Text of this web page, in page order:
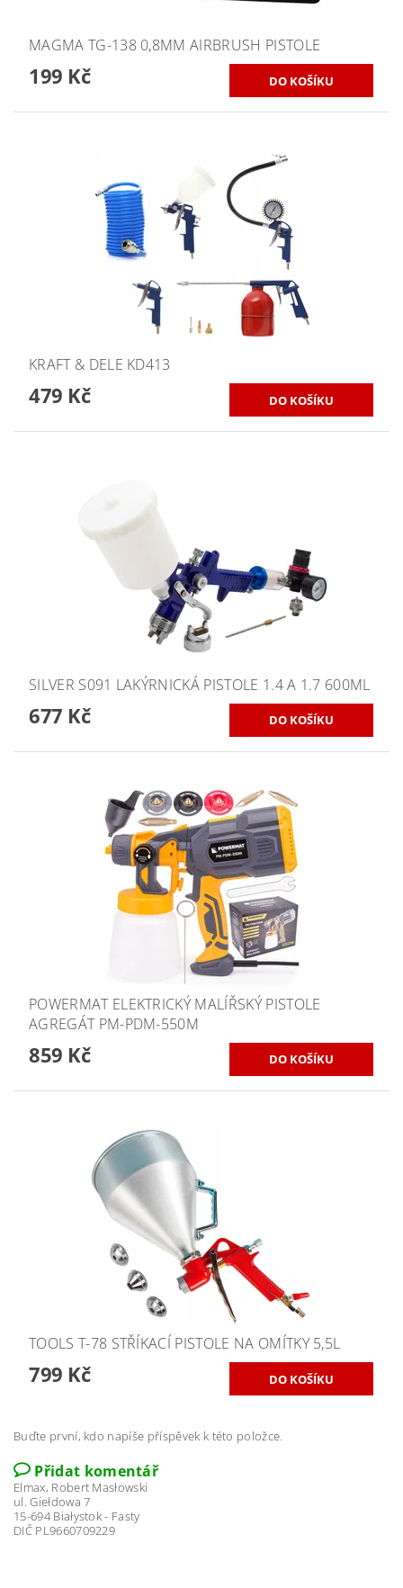
MAGMA TG-138 0,8MM AIRBRUSH PISTOLE
199 Kč
KRAFT & DELE KD413
479 Kč
SILVER S091 LAKÝRNICKÁ PISTOLE 1.4 A 1.7 600ML
677 Kč
POWERMAT ELEKTRICKÝ MALÍŘSKÝ PISTOLE
AGREGÁT PM-PDM-550M
859 Kč
TOOLS T-78 STŘÍKACÍ PISTOLE NA OMÍTKY 5,5L
799 Kč
Buďte první, kdo napíše příspěvek k této položce.
Přidat komentář
Elmax, Robert Masłowski
ul. Giełdowa 7
15-694 Białystok - Fasty
DIČ PL9660709229